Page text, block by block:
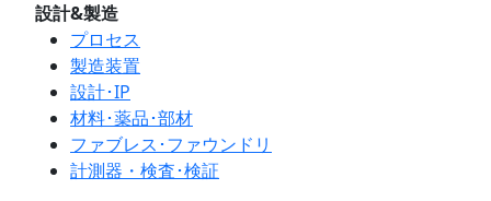
設計&製造
プロセス
製造装置
設計･IP
材料･薬品･部材
ファブレス･ファウンドリ
計測器・検査･検証